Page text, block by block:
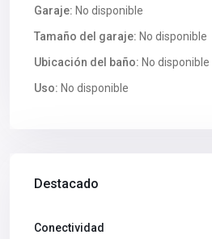
Garaje: No disponible
Tamaño del garaje: No disponible
Ubicación del baño: No disponible
Uso: No disponible
Destacado
Conectividad